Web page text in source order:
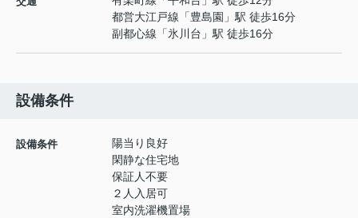
都営大江戸線 「豊島園 」駅 徒歩16分
副都心線 「氷川台 」駅 徒歩16分
設備条件
設備条件
陽当り良好
閑静な住宅地
保証人不要
２人入居可
室内洗濯機置場